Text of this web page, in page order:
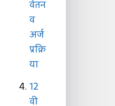
वेतन
व
अर्ज
प्रक्रि
या
12
वी